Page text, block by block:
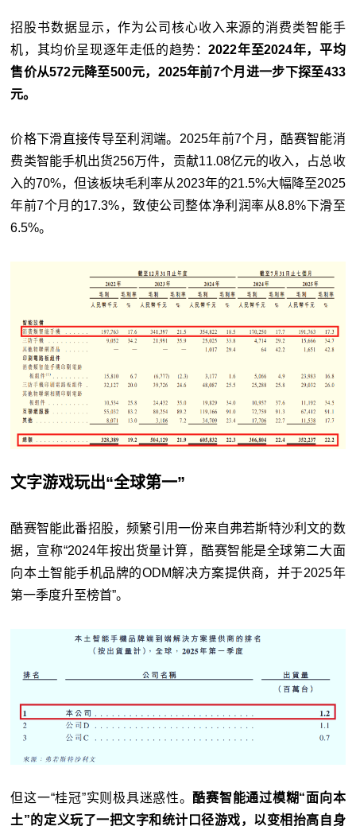
招股书数据显示，作为公司核心收入来源的消费类智能手
机，其均价呈现逐年走低的趋势：2022年至2024年，平均
售价从572元降至500元，2025年前7个月进一步下探至433
元。
价格下滑直接传导至利润端。2025年前7个月，酷赛智能消
费类智能手机出货256万件，贡献11.08亿元的收入，占总收
入的70%，但该板块毛利率从2023年的21.5%大幅降至2025
年前7个月的17.3%，致使公司整体净利润率从8.8%下滑至
6.5%。
文字游戏玩出“全球第一”
酷赛智能此番招股，频繁引用一份来自弗若斯特沙利文的数
据，宣称“2024年按出货量计算，酷赛智能是全球第二大面
向本土智能手机品牌的ODM解决方案提供商，并于2025年
第一季度升至榜首”。
但这一“桂冠”实则极具迷惑性。 酷赛智能通过模糊“面向本
土”的定义玩了一把文字和统计口径游戏，以变相抬高自身